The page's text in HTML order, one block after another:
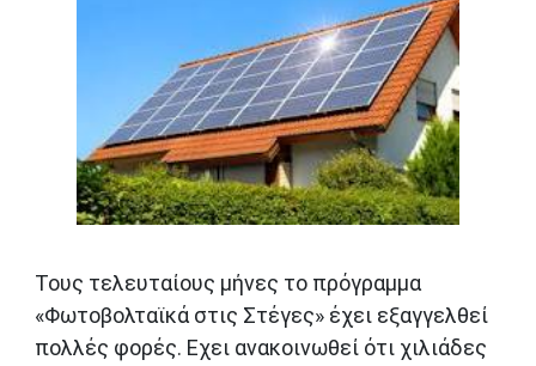
Τους τελευταίους μήνες το πρόγραμμα
«Φωτοβολταϊκά στις Στέγες» έχει εξαγγελθεί
πολλές φορές. Εχει ανακοινωθεί ότι χιλιάδες